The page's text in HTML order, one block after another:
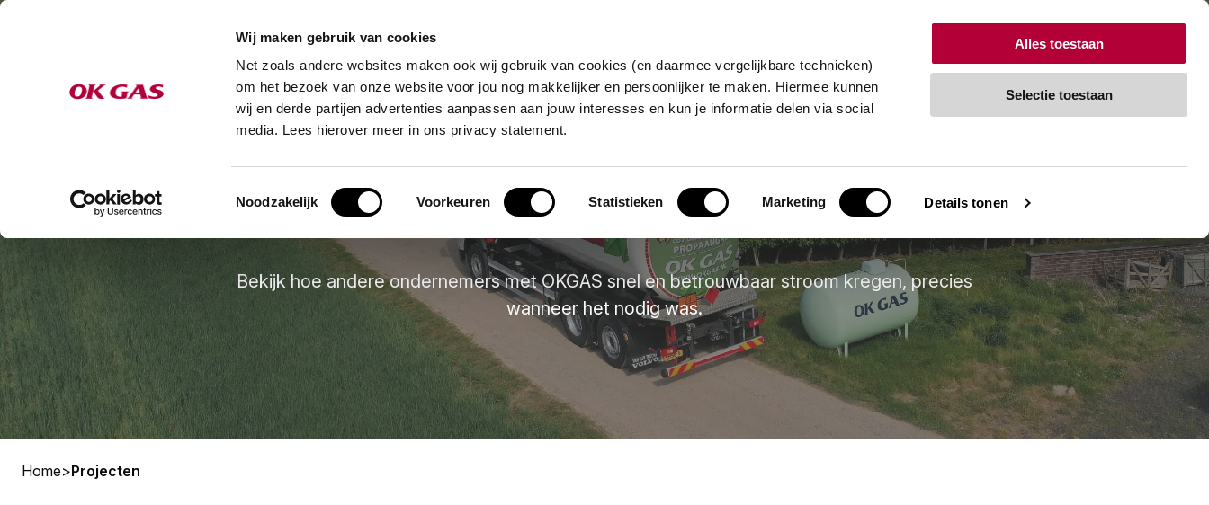
Wij maken gebruik van cookies
Net zoals andere websites maken ook wij gebruik van cookies (en daarmee vergelijkbare technieken)
om het bezoek van onze website voor jou nog makkelijker en persoonlijker te maken. Hiermee kunnen
wij en derde partijen advertenties aanpassen aan jouw interesses en kun je informatie delen via social
media. Lees hierover meer in ons privacy statement.
Toestemmingsselectie
Noodzakelijk Voorkeuren Statistieken Marketing Details tonen
Alles toestaan
Selectie toestaan
Oplossingen en aanpak Kenniscentrum Over ons Contact Vraag een vrijblijvend gesprek aan
Zo helpen we bedrijven vooruit
Bekijk hoe andere ondernemers met OKGAS snel en betrouwbaar stroom kregen, precies
wanneer het nodig was.
Home>Projecten